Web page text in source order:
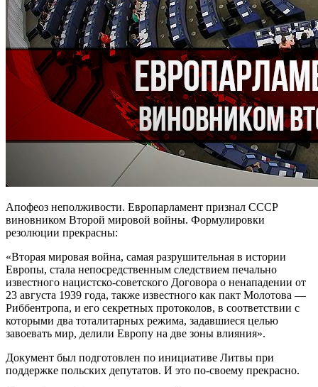
Апофеоз неполживости. Европарламент признал СССР
виновником Второй мировой войны. Формулировки
резолюции прекрасны:
«Вторая мировая война, самая разрушительная в истории
Европы, стала непосредственным следствием печально
известного нацистско-советского Договора о ненападении от
23 августа 1939 года, также известного как пакт Молотова —
Риббентропа, и его секретных протоколов, в соответствии с
которыми два тоталитарных режима, задавшиеся целью
завоевать мир, делили Европу на две зоны влияния».
Документ был подготовлен по инициативе Литвы при
поддержке польских депутатов. И это по-своему прекрасно.